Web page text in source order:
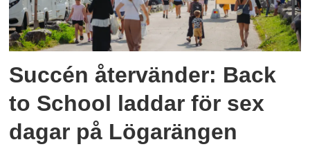
Succén återvänder: Back
to School laddar för sex
dagar på Lögarängen